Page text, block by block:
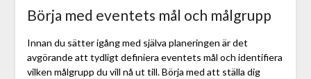
Börja med eventets mål och målgrupp
Innan du sätter igång med själva planeringen är det
avgörande att tydligt definiera eventets mål och identifiera
vilken målgrupp du vill nå ut till. Börja med att ställa dig